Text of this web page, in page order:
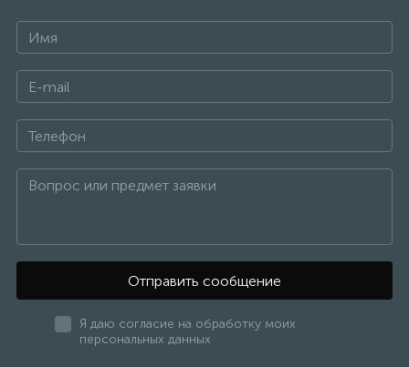
Отправить сообщение
Я даю согласие на обработку моих
персональных данных